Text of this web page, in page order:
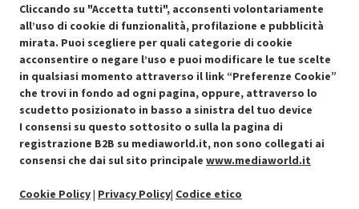
Condizioni generali di vendita Recedere dal contratto qui
Cliccando su "Accetta tutti", acconsenti volontariamente
all’uso di cookie di funzionalità, profilazione e pubblicità
mirata. Puoi scegliere per quali categorie di cookie
acconsentire o negare l’uso e puoi modificare le tue scelte
in qualsiasi momento attraverso il link “Preferenze Cookie”
che trovi in fondo ad ogni pagina, oppure, attraverso lo
scudetto posizionato in basso a sinistra del tuo device
I consensi su questo sottosito o sulla la pagina di
registrazione B2B su mediaworld.it, non sono collegati ai
consensi che dai sul sito principale www.mediaworld.it
Cookie Policy| Privacy Policy| Codice etico